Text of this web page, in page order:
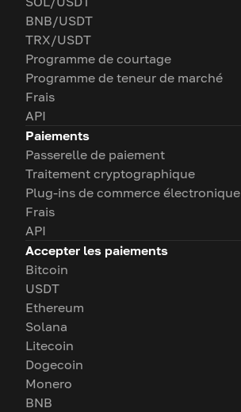
BNB/USDT
TRX/USDT
Programme de courtage
Programme de teneur de marché
Frais
API
Paiements
Passerelle de paiement
Traitement cryptographique
Plug-ins de commerce électronique
Frais
API
Accepter les paiements
Bitcoin
USDT
Ethereum
Solana
Litecoin
Dogecoin
Monero
BNB